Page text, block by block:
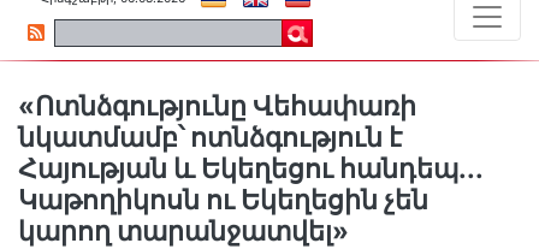
«Ոտնձգությունը Վեհափառի
նկատմամբ՝ ոտնձգություն է
Հայության և Եկեղեցու հանդեպ․․․
Կաթողիկոսն ու Եկեղեցին չեն
կարող տարանջատվել»